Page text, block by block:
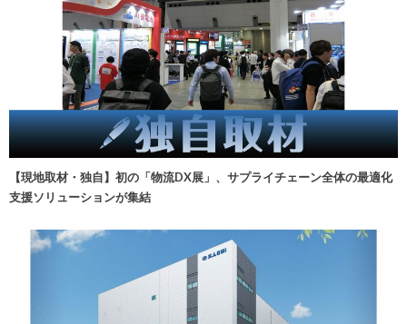
【現地取材・独自】初の「物流DX展」、サプライチェーン全体の最適化
支援ソリューションが集結